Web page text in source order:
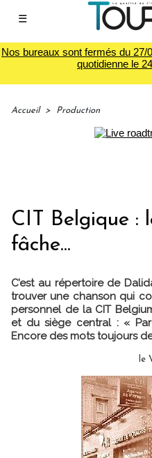
☰
Nos bureaux sont fermés du 27/
quotidienne le
Accueil > Production
CIT Belgique :
fâche...
C’est au répertoire de
trouver une chanson qui
personnel de la CIT
et du siège central : «
Encore des mots toujours
le